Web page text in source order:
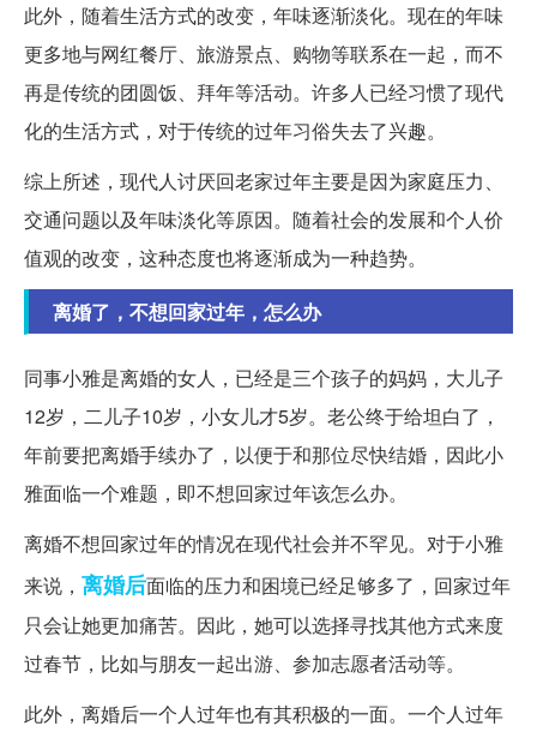
此外，随着生活方式的改变，年味逐渐淡化。现在的年味
更多地与网红餐厅、旅游景点、购物等联系在一起，而不
再是传统的团圆饭、拜年等活动。许多人已经习惯了现代
化的生活方式，对于传统的过年习俗失去了兴趣。
综上所述，现代人讨厌回老家过年主要是因为家庭压力、
交通问题以及年味淡化等原因。随着社会的发展和个人价
值观的改变，这种态度也将逐渐成为一种趋势。
离婚了，不想回家过年，怎么办
同事小雅是离婚的女人，已经是三个孩子的妈妈，大儿子
12岁，二儿子10岁，小女儿才5岁。老公终于给坦白了，
年前要把离婚手续办了，以便于和那位尽快结婚，因此小
雅面临一个难题，即不想回家过年该怎么办。
离婚不想回家过年的情况在现代社会并不罕见。对于小雅
来说， 离婚后面临的压力和困境已经足够多了，回家过年
只会让她更加痛苦。因此，她可以选择寻找其他方式来度
过春节，比如与朋友一起出游、参加志愿者活动等。
此外，离婚后一个人过年也有其积极的一面。一个人过年